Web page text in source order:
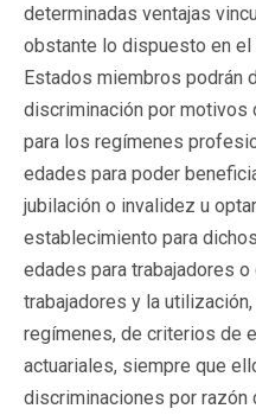
determinadas ventajas
obstante lo dispuesto en
Estados miembros podrán
discriminación por motivos
para los regímenes
edades para poder
jubilación o invalidez u
establecimiento para
edades para trabajadores
trabajadores y la
regímenes, de criterios de
actuariales, siempre que
discriminaciones por razón